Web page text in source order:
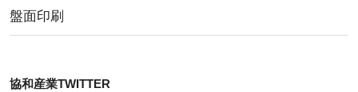
盤面印刷
協和産業TWITTER